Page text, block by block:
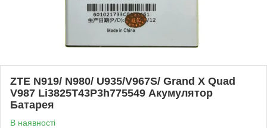
ZTE N919/ N980/ U935/V967S/ Grand X Quad
V987 Li3825T43P3h775549 Акумулятор
Батарея
В наявності